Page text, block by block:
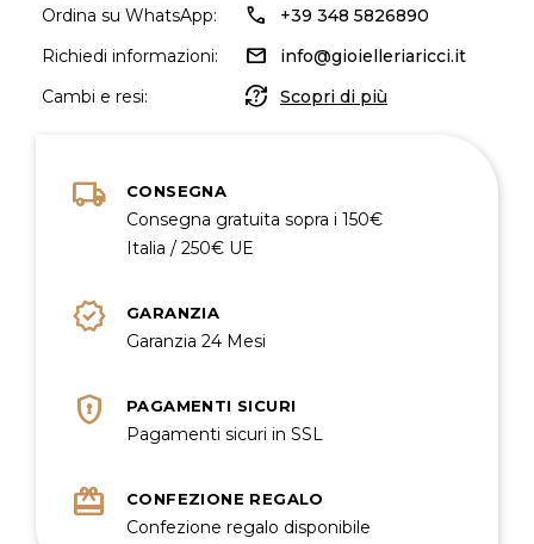
Ordina su WhatsApp:
call
+39 348 5826890
Richiedi informazioni:
mail
info@gioielleriaricci.it
Cambi e resi:
question_exchange Scopri di più
local_shipping CONSEGNA
Consegna gratuita sopra i 150€
Italia / 250€ UE
verified GARANZIA
Garanzia 24 Mesi
encrypted PAGAMENTI SICURI
Pagamenti sicuri in SSL
redeem CONFEZIONE REGALO
Confezione regalo disponibile